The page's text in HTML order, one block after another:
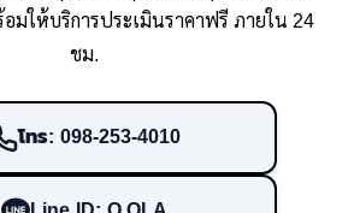
มให้บริการประเมินราคาฟรี ภายใน 24
ชม.
โทร: 098-253-4010